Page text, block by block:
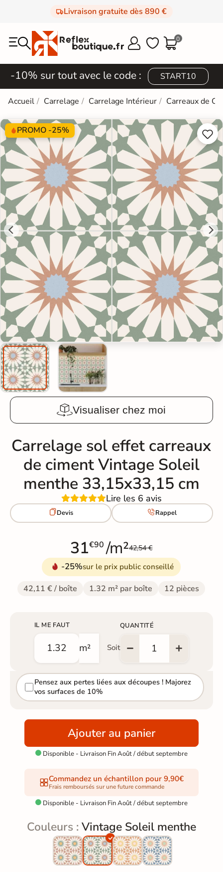
Livraison gratuite dès 890 €
  0
-10% sur tout avec le code : START10
Accueil Carrelage Carrelage Intérieur Carreaux de
PROMO -25% 

Visualiser chez moi
Carrelage sol effet carreaux
de ciment Vintage Soleil
menthe 33,15x33,15 cm
Lire les 6 avis
Devis Rappel
31€90 /m²42,54 €
-25%sur le prix public conseillé
42,11 € / boîte 1.32 m² par boîte 12 pièces
IL ME FAUT
m² Soit
QUANTITÉ
Pensez aux pertes liées aux découpes ! Majorez
vos surfaces de 10%
Ajouter au panier
 Disponible - Livraison Fin Août / début septembre
Commandez un échantillon pour 9,90€
Frais remboursés sur une future commande
 Disponible - Livraison Fin Août / début septembre
Couleurs : Vintage Soleil menthe